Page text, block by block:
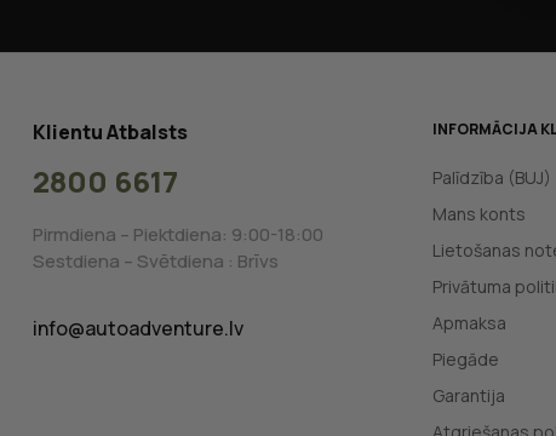
Klientu Atbalsts
2800 6617
Pirmdiena – Piektdiena: 9:00-18:00
Sestdiena – Svētdiena : Brīvs
info@autoadventure.lv
INFORMĀCIJA
Palīdzība (BUJ)
Mans konts
Lietošanas
Privātuma
Apmaksa
Piegāde
Garantija